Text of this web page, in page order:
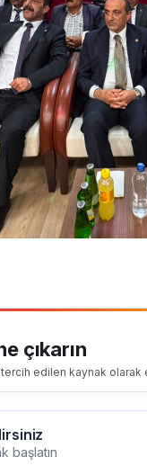
çıkarın
edilen kaynak olarak
başlatın